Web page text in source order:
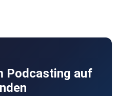
Podcasting auf